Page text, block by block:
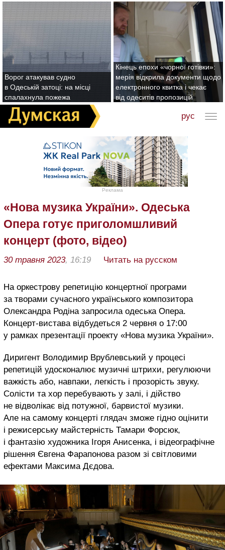
Ворог атакував судно
в Одеській затоці: на місці
спалахнула пожежа
Кінець епохи «чорної готівки»:
мерія відкрила документи щодо
електронного квитка і чекає
від одеситів пропозицій
рус
Реклама
«Нова музика України». Одеська
Опера готує приголомшливий
концерт (фото, відео)
30 травня 2023, 16:19 Читать на русском
На оркестрову репетицію концертної програми
за творами сучасного українського композитора
Олександра Родіна запросила одеська Опера.
Концерт-вистава відбудеться 2 червня о 17:00
у рамках презентації проекту «Нова музика України».
Диригент Володимир Врублевський у процесі
репетицій удосконалює музичні штрихи, регулюючи
важкість або, навпаки, легкість і прозорість звуку.
Солісти та хор перебувають у залі, і дійство
не відволікає від потужної, барвистої музики.
Але на самому концерті глядач зможе гідно оцінити
і режисерську майстерність Тамари Форсюк,
і фантазію художника Ігоря Анисенка, і відеографічне
рішення Євгена Фарапонова разом зі світловими
ефектами Максима Дєдова.